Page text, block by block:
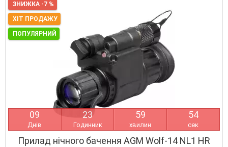
ЗНИЖКА -7 %
ХІТ ПРОДАЖУ
ПОПУЛЯРНИЙ
09
Днів
23
Годинник
59
хвилин
53
сек
Прилад нічного бачення AGM Wolf-14 NL1 HR